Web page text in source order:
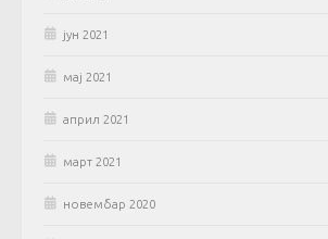
јун 2021
мај 2021
април 2021
март 2021
новембар 2020